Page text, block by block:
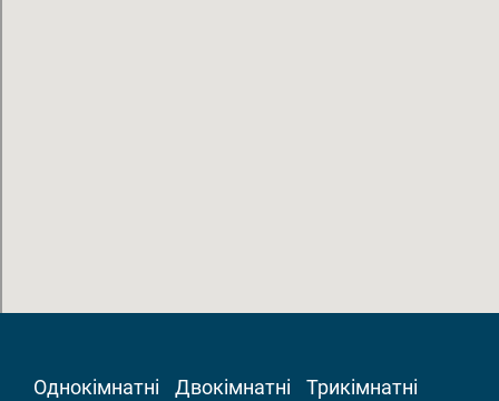
Однокімнатні Двокімнатні Трикімнатні